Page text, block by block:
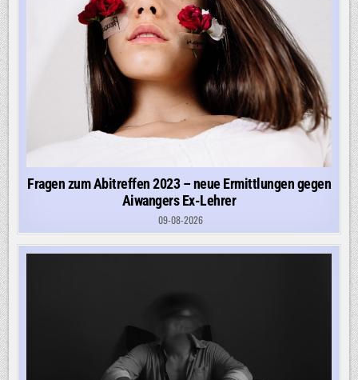
Fragen zum Abitreffen 2023 – neue Ermittlungen gegen
Aiwangers Ex-Lehrer
09-08-2026